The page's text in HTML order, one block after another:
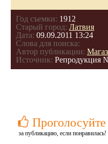
Год съемки: 1912
Старый город: Латвия
Дата: 09.09.2011 13:24
Слова для поиска:
Автор публикации:
Источник: Репродукция
Проголосуйте
за публикацию, если понравилась!